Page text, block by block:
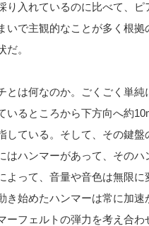
り入れているのに比べて、
いで主観的なことが多く根拠
だ。
は何なのか。ごくごく単純
いるところから下方向へ約
している。そして、その鍵盤
はハンマーがあって、そのハ
よって、音量や音色は無限に
き始めたハンマーは常に加速
ーフェルトの弾力を考え合